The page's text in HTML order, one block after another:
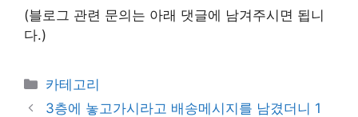
(블로그 관련 문의는 아래 댓글에 남겨주시면 됩니
다.)
Categories
카테고리
3층에 놓고가시라고 배송메시지를 남겼더니 1